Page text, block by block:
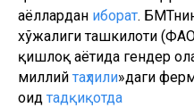
аёллардан иборат.
хўжалиги ташкилоти
қишлоқ ҳаётида гендер
миллий таҳлили»даги
оид тадқиқотда